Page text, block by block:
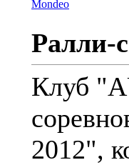
Ралли-
Клуб
2012",